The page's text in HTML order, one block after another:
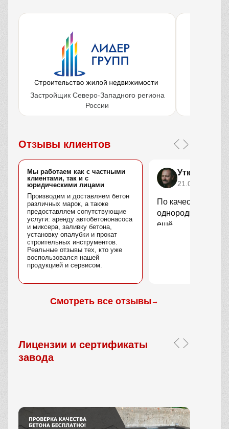
Застройщик Северо-Западного региона
России
Отзывы клиентов
Мы работаем как с частными
клиентами, так и с
юридическими лицами
Производим и доставляем бетон
различных марок, а также
предоставляем сопутствующие
услуги: аренду автобетононасоса
и миксера, заливку бетона,
установку опалубки и прокат
строительных инструментов.
Реальные отзывы тех, кто уже
воспользовался нашей
продукцией и сервисом.
Уткин
21.04.2025
По качеству
однородный, без
ещё.
Смотреть все отзывы→
Лицензии и сертификаты
завода